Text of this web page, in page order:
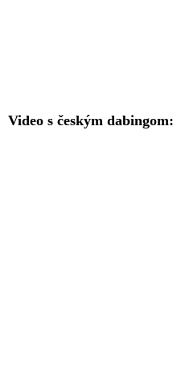
Video s českým dabingom: